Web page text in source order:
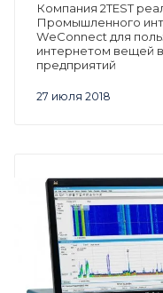
27 июля 2018
Компания 2TEST
Промышленного
WeConnect для
интернетом вещей
предприятий